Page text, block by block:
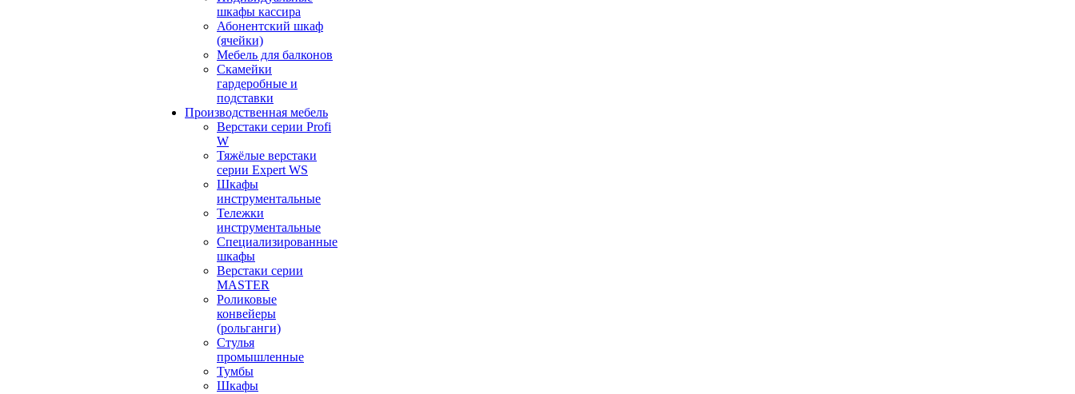
шкафы кассира
Абонентский шкаф
(ячейки)
Мебель для балконов
Скамейки
гардеробные и
подставки
Производственная мебель
Верстаки серии Profi
W
Тяжёлые верстаки
серии Expert WS
Шкафы
инструментальные
Тележки
инструментальные
Cпециализированные
шкафы
Верстаки серии
MASTER
Роликовые
конвейеры
(рольганги)
Стулья
промышленные
Тумбы
Шкафы